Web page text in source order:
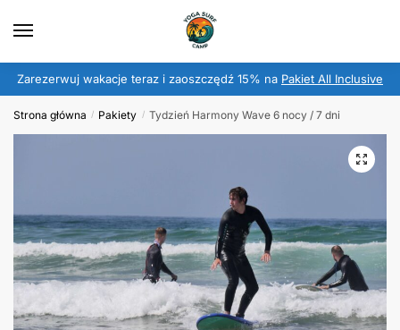
do
do
Zarezerwuj wakacje teraz i zaoszczędź 15% na Pakiet All Inclusive
Strona główna / Pakiety / Tydzień Harmony Wave 6 nocy / 7 dni
🔍